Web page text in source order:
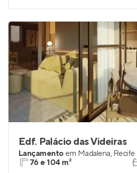
Edf. Palácio das Videiras
Lançamento em Madalena, Recife
76 e 104 m²